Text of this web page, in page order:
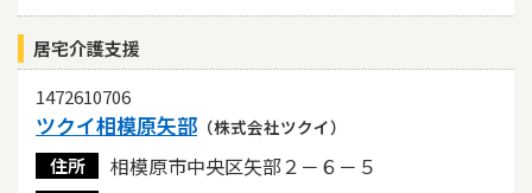
居宅介護支援
1472610706
ツクイ相模原矢部 （株式会社ツクイ）
住所 相模原市中央区矢部２－６－５